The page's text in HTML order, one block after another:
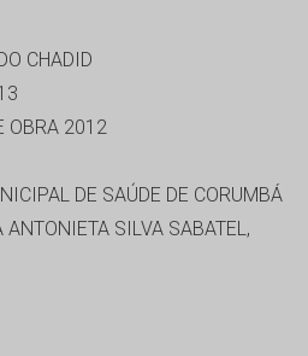
CHADID
OBRA 2012
DE SAÚDE DE CORUMBÁ
ANTONIETA SILVA SABATEL,